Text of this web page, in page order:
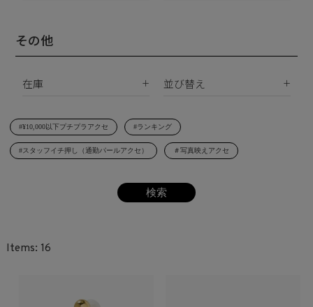
ネックレス
リング
イニシャル
サージカルステンレス
南洋真珠
シェルパール ジルコニア
その他
在庫
在庫あり
受注生産
並び替え
価格が安い順
価格が高い順
レビュー順
#¥10,000以下プチプラアクセ #ランキング
#スタッフイチ押し（通勤パールアクセ） ＃写真映えアクセ
16